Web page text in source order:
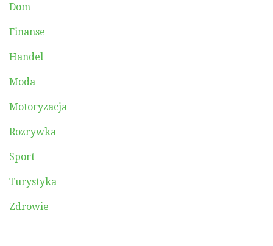
Dom
Finanse
Handel
Moda
Motoryzacja
Rozrywka
Sport
Turystyka
Zdrowie